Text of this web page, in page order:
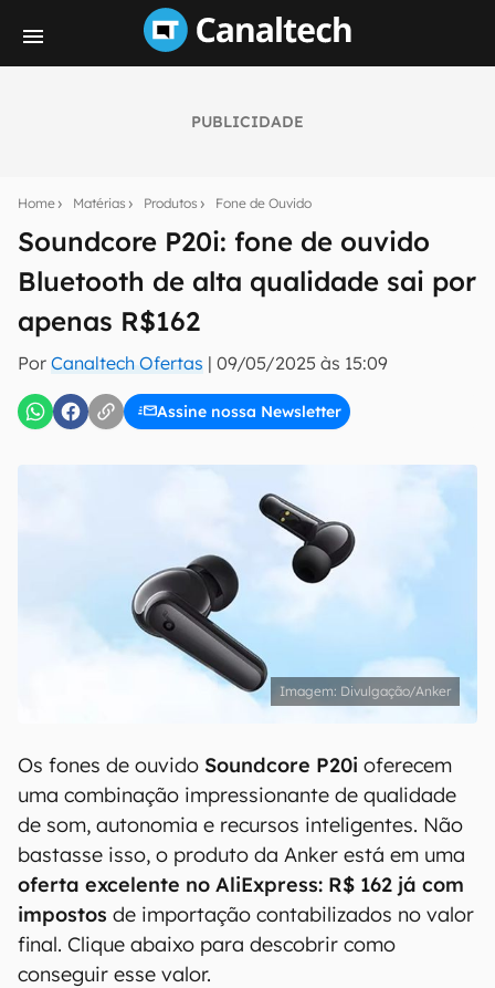
PUBLICIDADE
Home Matérias Produtos Fone de Ouvido
Soundcore P20i: fone de ouvido
Bluetooth de alta qualidade sai por
apenas R$162
Por Canaltech Ofertas | 09/05/2025 às 15:09
Assine nossa Newsletter
notícias e reviews sobre tecnologia em primeira
E-mail
inscreva-se
Uso e Política de Privacidade do Canaltech.
Divulgação/Anker
Os fones de ouvido Soundcore P20i oferecem
uma combinação impressionante de qualidade
de som, autonomia e recursos inteligentes. Não
bastasse isso, o produto da Anker está em uma
oferta excelente no AliExpress: R$ 162 já com
impostos de importação contabilizados no valor
final. Clique abaixo para descobrir como
conseguir esse valor.